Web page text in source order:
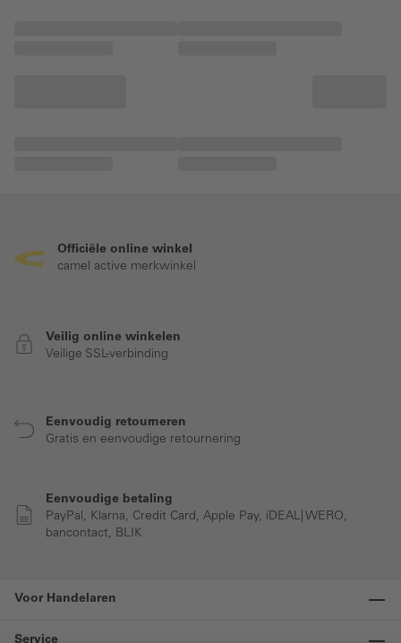
Officiële online winkel
camel active merkwinkel
Veilig online winkelen
Veilige SSL-verbinding
Eenvoudig retourneren
Gratis en eenvoudige retournering
Eenvoudige betaling
PayPal, Klarna, Credit Card, Apple Pay, iDEAL| WERO,
bancontact, BLIK
Voor Handelaren
Service